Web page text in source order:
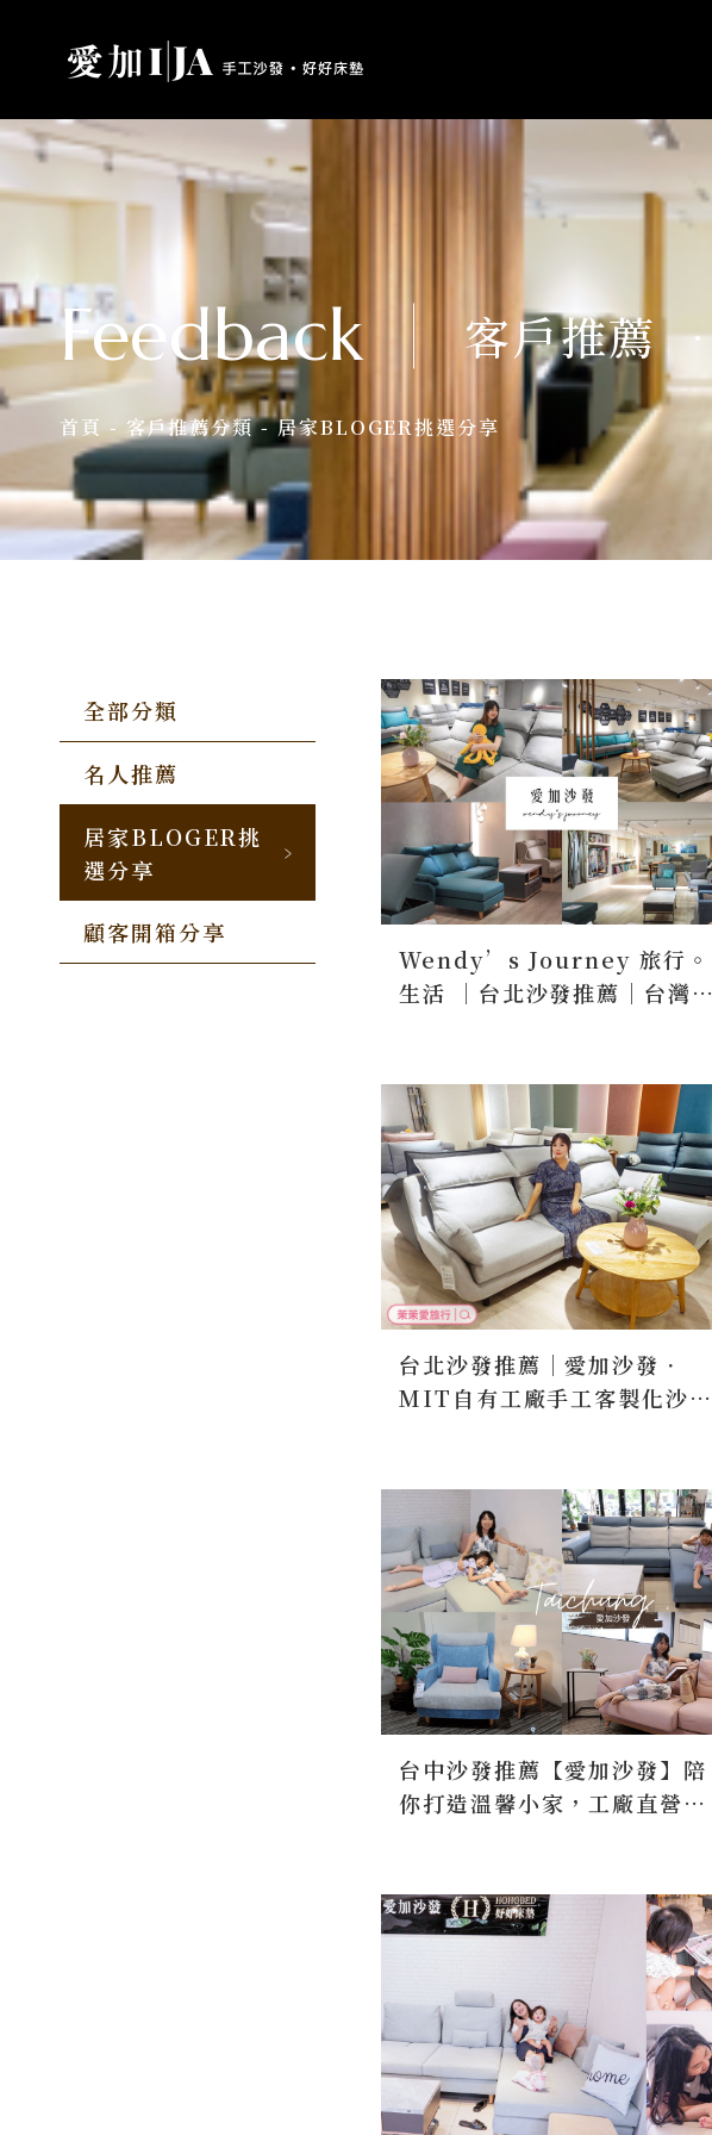
Feedback 客戶推薦
首頁- 客戶推薦分類-居家BLOGER挑選分享
全部分類
名人推薦
居家BLOGER挑
選分享
顧客開箱分享
Wendy’s Journey 旅行。
生活 ｜台北沙發推薦｜台灣製
台北沙發推薦｜愛加沙發．
MIT自有工廠手工客製化沙發
台中沙發推薦【愛加沙發】陪
你打造溫馨小家，工廠直營價